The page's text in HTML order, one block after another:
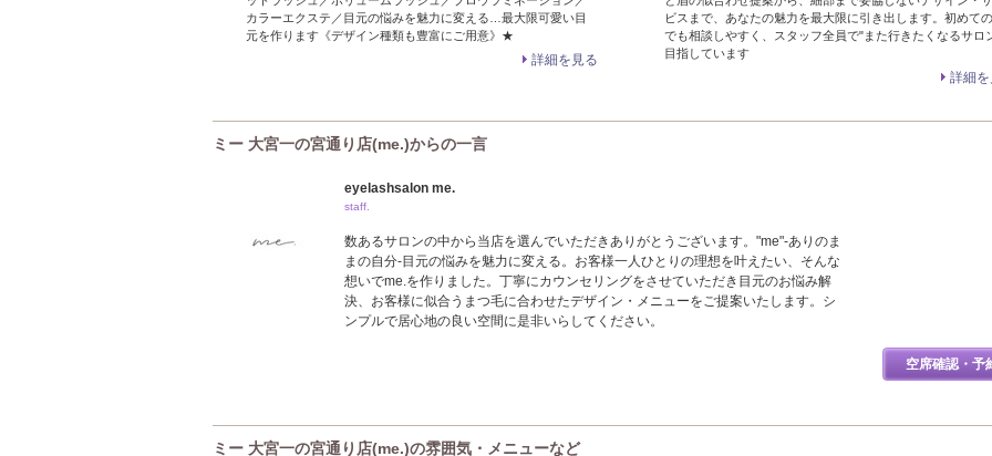
カラーエクステ／目元の悩みを魅力に変える…最大限可愛い目
元を作ります《デザイン種類も豊富にご用意》★
詳細を見る
ビスまで、あなたの魅力を最大限に引き出します。初めて
でも相談しやすく、スタッフ全員で"また行きたくなるサロ
目指しています
詳細を
ミー 大宮一の宮通り店(me.)からの一言
eyelashsalon me.
staff.
数あるサロンの中から当店を選んでいただきありがとうございます。"me"-ありのま
まの自分-目元の悩みを魅力に変える。お客様一人ひとりの理想を叶えたい、そんな
想いでme.を作りました。丁寧にカウンセリングをさせていただき目元のお悩み解
決、お客様に似合うまつ毛に合わせたデザイン・メニューをご提案いたします。シ
ンプルで居心地の良い空間に是非いらしてください。
空席確認・予
ミー 大宮一の宮通り店(me.)の雰囲気・メニューなど